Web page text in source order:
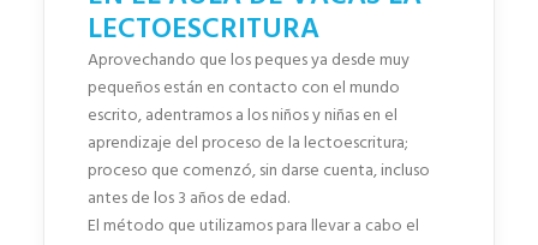
LECTOESCRITURA
Aprovechando que los peques ya desde muy
pequeños están en contacto con el mundo
escrito, adentramos a los niños y niñas en el
aprendizaje del proceso de la lectoescritura;
proceso que comenzó, sin darse cuenta, incluso
antes de los 3 años de edad.
El método que utilizamos para llevar a cabo el